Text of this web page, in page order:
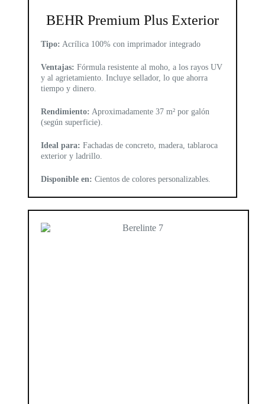
BEHR Premium Plus Exterior
Tipo: Acrílica 100% con imprimador integrado
Ventajas: Fórmula resistente al moho, a los rayos UV
y al agrietamiento. Incluye sellador, lo que ahorra
tiempo y dinero.
Rendimiento: Aproximadamente 37 m² por galón
(según superficie).
Ideal para: Fachadas de concreto, madera, tablaroca
exterior y ladrillo.
Disponible en: Cientos de colores personalizables.